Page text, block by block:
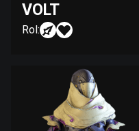
VOLT
Rol: